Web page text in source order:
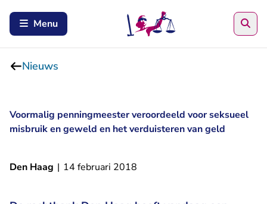
Menu
Nieuws
Voormalig penningmeester veroordeeld voor seksueel
misbruik en geweld en het verduisteren van geld
Den Haag | 14 februari 2018